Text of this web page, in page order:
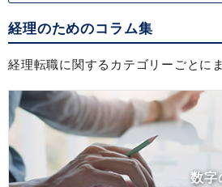
経理のためのコラム集
経理転職に関するカテゴリーごとに
数字